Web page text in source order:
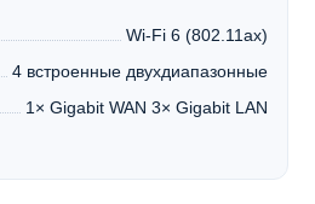
Wi-Fi 6 (802.11ax)
4 встроенные двухдиапазонные
1× Gigabit WAN 3× Gigabit LAN